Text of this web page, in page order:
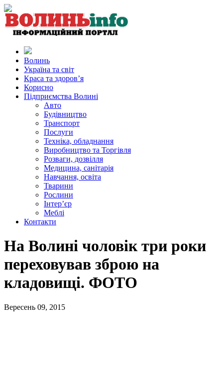
Волинь
Україна та світ
Краса та здоров’я
Корисно
Підприємства Волині
Авто
Будівництво
Транспорт
Послуги
Техніка, обладнання
Виробництво та Торгівля
Розваги, дозвілля
Медицина, санітарія
Навчання, освіта
Тварини
Рослини
Інтер’єр
Меблі
Контакти
На Волині чоловік три роки
переховував зброю на
кладовищі. ФОТО
Вересень 09, 2015